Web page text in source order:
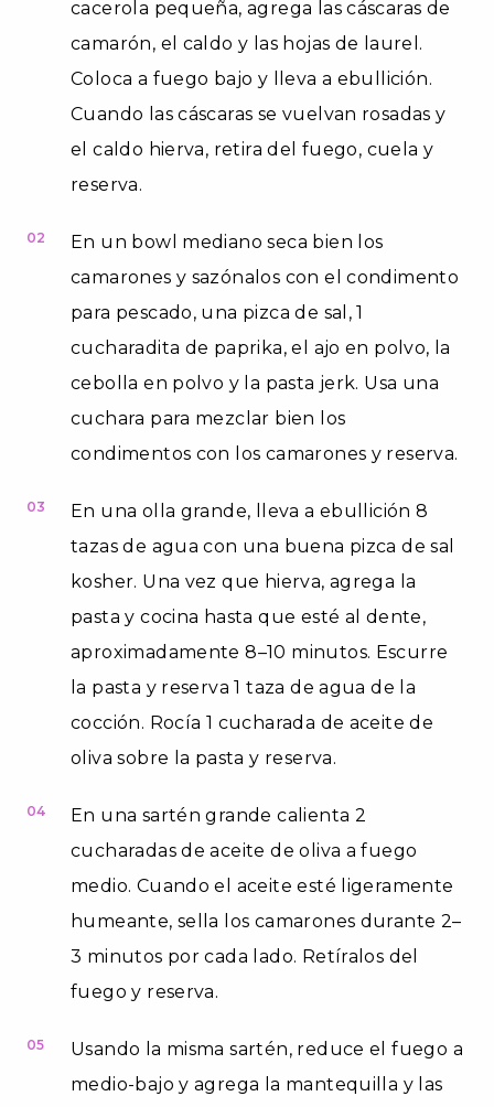
cacerola pequeña, agrega las cáscaras de
camarón, el caldo y las hojas de laurel.
Coloca a fuego bajo y lleva a ebullición.
Cuando las cáscaras se vuelvan rosadas y
el caldo hierva, retira del fuego, cuela y
reserva.
02
En un bowl mediano seca bien los
camarones y sazónalos con el condimento
para pescado, una pizca de sal, 1
cucharadita de paprika, el ajo en polvo, la
cebolla en polvo y la pasta jerk. Usa una
cuchara para mezclar bien los
condimentos con los camarones y reserva.
03
En una olla grande, lleva a ebullición 8
tazas de agua con una buena pizca de sal
kosher. Una vez que hierva, agrega la
pasta y cocina hasta que esté al dente,
aproximadamente 8–10 minutos. Escurre
la pasta y reserva 1 taza de agua de la
cocción. Rocía 1 cucharada de aceite de
oliva sobre la pasta y reserva.
04
En una sartén grande calienta 2
cucharadas de aceite de oliva a fuego
medio. Cuando el aceite esté ligeramente
humeante, sella los camarones durante 2–
3 minutos por cada lado. Retíralos del
fuego y reserva.
05
Usando la misma sartén, reduce el fuego a
medio-bajo y agrega la mantequilla y las